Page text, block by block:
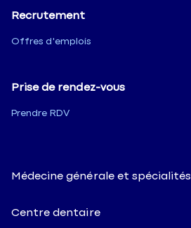
Recrutement
Offres d'emplois
Prise de rendez-vous
Prendre RDV
Médecine générale et spécialités
Centre dentaire